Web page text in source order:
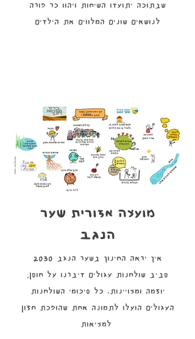
שבתוכה יתועדו השיחות ויהוו כר פורה
לנושאים שונים המלווים את הילדים
מועצה אזורית שער
הנגב
איך יראה החינוך בשער הנגב 2030
סביב שולחנות עגולים דיברנו על חוסן,
יוזמה ומצויינות. כל סיכומי השולחנות
העגולים הועלו לתמונה אחת שהופכת חזון